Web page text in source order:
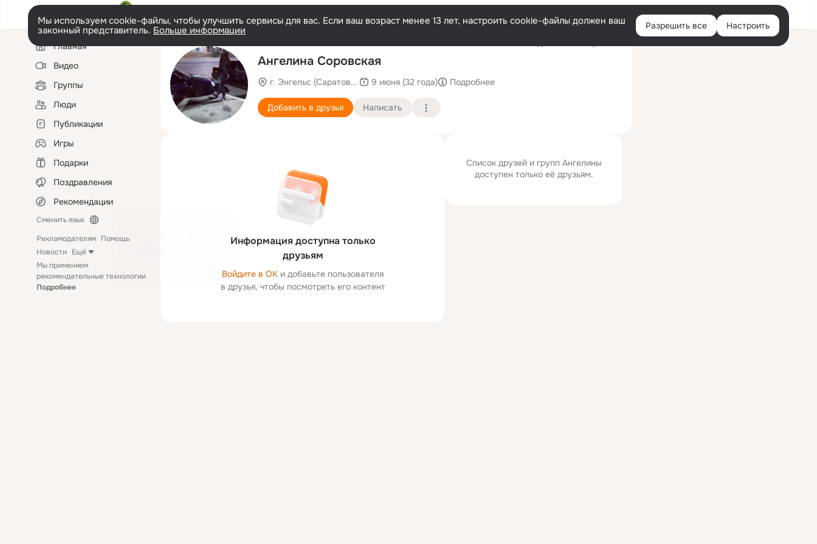
Войти
Мы используем cookie-файлы, чтобы улучшить сервисы для вас. Если ваш возраст менее 13 лет, настроить cookie-файлы должен ваш
законный представитель. Больше информации Разрешить все Настроить
Левая
колонкаГлавная
Видео
Группы
Люди
Публикации
Игры
Подарки
Поздравления
Рекомендации
Сменить язык
Рекламодателям Помощь
Новости Ещё
Мы применяем
рекомендательные технологии
Подробнее
Ангелина Соровская
г. Энгельс (Саратовская область)
9 июня (32 года) Подробнее
Добавить в друзья Написать
Информация доступна только
друзьям
Войдите в ОК и добавьте пользователя
в друзья, чтобы посмотреть его контент
Список друзей и групп Ангелины
доступен только её друзьям.